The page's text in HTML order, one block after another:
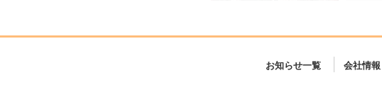
お知らせ一覧 会社情報